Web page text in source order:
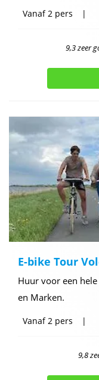
Vanaf2 pers
9,3 zeer
E-bike Tour
Huur voor een
en Marken.
Vanaf2 pers
9,8